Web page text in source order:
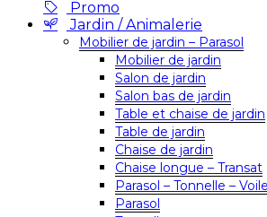
Promo
Jardin / Animalerie
Mobilier de jardin – Parasol
Mobilier de jardin
Salon de jardin
Salon bas de jardin
Table et chaise de jardin
Table de jardin
Chaise de jardin
Chaise longue – Transat
Parasol – Tonnelle –
Parasol